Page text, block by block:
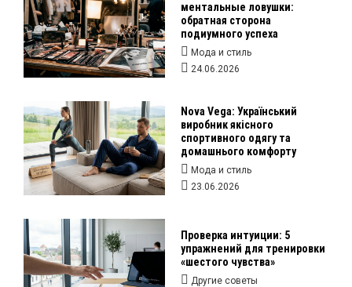
ментальные ловушки:
обратная сторона
подиумного успеха
Мода и стиль
24.06.2026
Nova Vega: Український
виробник якісного
спортивного одягу та
домашнього комфорту
Мода и стиль
23.06.2026
Проверка интуиции: 5
упражнений для тренировки
«шестого чувства»
Другие советы